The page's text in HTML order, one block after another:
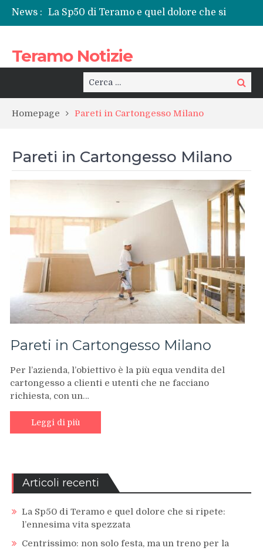
News :
La Sp50 di Teramo e quel dolore che si
ripete: l’ennesima vita spezzata
per la rinascita del centro storico
Tortoreto, l’alluvione e i sottopassi tra
pericoli noti e interventi necessari
Prefettura di Teramo, una nuova guida:
territorio
Teramo Notizie
Cerca: Cerca
Homepage Pareti in Cartongesso Milano
Pareti in Cartongesso Milano
Pareti in Cartongesso Milano
Per l’azienda, l’obiettivo è la più equa vendita del
cartongesso a clienti e utenti che ne facciano
richiesta, con un…
Leggi di più
Articoli recenti
La Sp50 di Teramo e quel dolore che si ripete:
l’ennesima vita spezzata
Centrissimo: non solo festa, ma un treno per la